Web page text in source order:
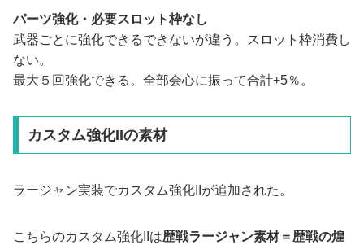
パーツ強化・必要スロット枠なし
武器ごとに強化できるできないが違う。スロット枠消費し
ない。
最大５回強化できる。全部会心に振って合計+5％。
カスタム強化IIの素材
ラージャン実装でカスタム強化IIが追加された。
こちらのカスタム強化IIは歴戦ラージャン素材＝歴戦の煌